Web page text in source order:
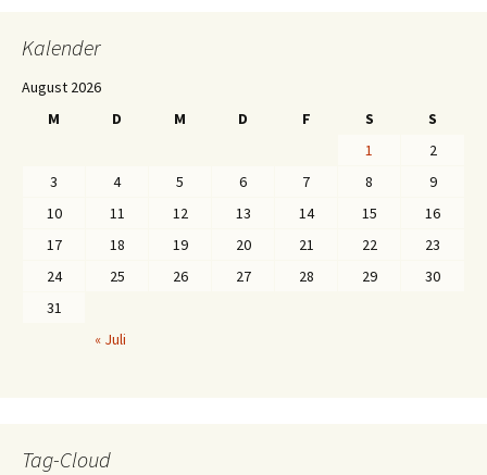
Kalender
August 2026
M
D M D F S
S
1
2
3
4 5 6 7 8
9
10
11 12 13 14 15
16
17
18 19 20 21 22
23
24
25 26 27 28 29
30
31
« Juli
Tag-Cloud